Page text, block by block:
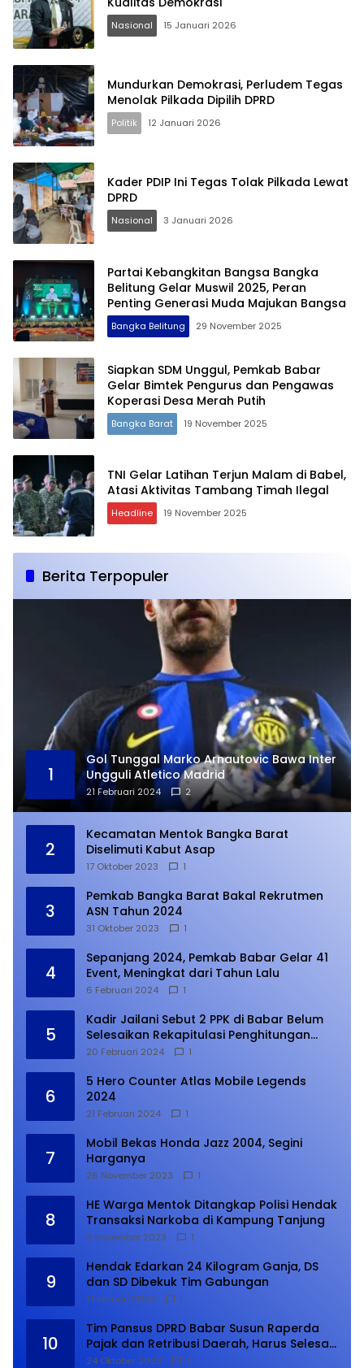
Terdepan Menyorot Fakta.
Nasional 15 Januari 2026
Mundurkan Demokrasi, Perludem Tegas
Menolak Pilkada Dipilih DPRD
Politik 12 Januari 2026
Kader PDIP Ini Tegas Tolak Pilkada Lewat
DPRD
Nasional 3 Januari 2026
Partai Kebangkitan Bangsa Bangka
Belitung Gelar Muswil 2025, Peran
Penting Generasi Muda Majukan Bangsa
Bangka Belitung 29 November 2025
Siapkan SDM Unggul, Pemkab Babar
Gelar Bimtek Pengurus dan Pengawas
Koperasi Desa Merah Putih
Bangka Barat 19 November 2025
TNI Gelar Latihan Terjun Malam di Babel,
Atasi Aktivitas Tambang Timah Ilegal
Headline 19 November 2025
Berita Terpopuler
1
Gol Tunggal Marko Arnautovic Bawa Inter
Ungguli Atletico Madrid
21 Februari 2024 2
2
Kecamatan Mentok Bangka Barat
Diselimuti Kabut Asap
17 Oktober 2023 1
3
Pemkab Bangka Barat Bakal Rekrutmen
ASN Tahun 2024
31 Oktober 2023 1
4
Sepanjang 2024, Pemkab Babar Gelar 41
Event, Meningkat dari Tahun Lalu
6 Februari 2024 1
5
Kadir Jailani Sebut 2 PPK di Babar Belum
Selesaikan Rekapitulasi Penghitungan
Suara
20 Februari 2024 1
6
5 Hero Counter Atlas Mobile Legends
2024
21 Februari 2024 1
7
Mobil Bekas Honda Jazz 2004, Segini
Harganya
26 November 2023 1
8
HE Warga Mentok Ditangkap Polisi Hendak
Transaksi Narkoba di Kampung Tanjung
9 November 2023 1
9
Hendak Edarkan 24 Kilogram Ganja, DS
dan SD Dibekuk Tim Gabungan
1 Februari 2024 1
10
Tim Pansus DPRD Babar Susun Raperda
Pajak dan Retribusi Daerah, Harus Selesai
Januari 2024
24 Oktober 2023 1